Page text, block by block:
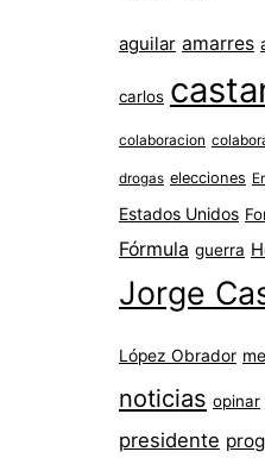
aguilar amarres
carlos
colaboracion
drogas elecciones
Estados Unidos
Fórmula guerra
Jorge
López Obrador
noticias opinar
presidente